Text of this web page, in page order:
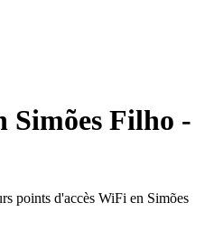
Simões Filho -
points d'accès WiFi en Simões